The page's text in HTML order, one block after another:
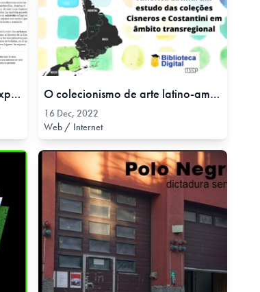
El Salón de la mujer presenta exposición de obras con temática feminista - Diario El Comercio, 29 Mar, 2019 O colecionismo de arte latino-americana na América Latina: um estudo das coleções Cisneros e Costantini em âmbito transregional, 16 Dec, 2022
16 Dec, 2022
Web / Internet